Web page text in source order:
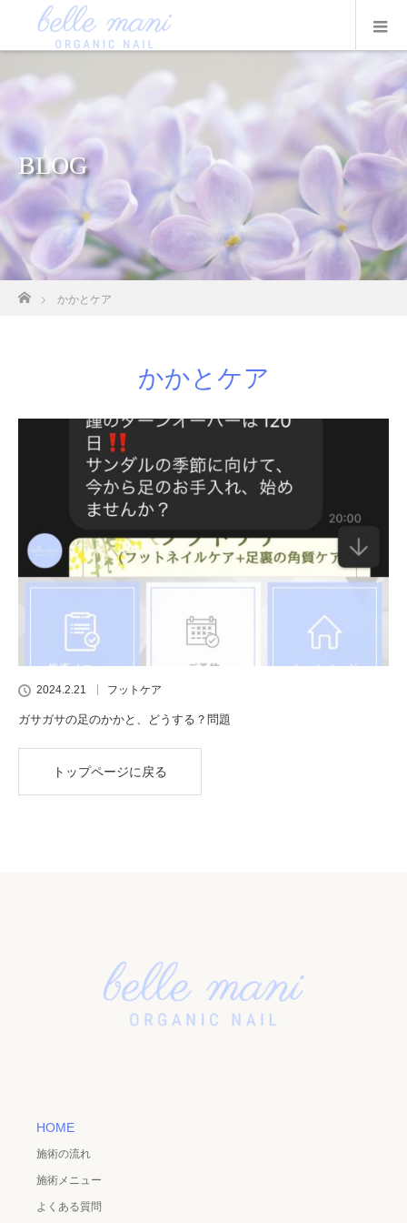
BLOG
かかとケア
かかとケア
2024.2.21 フットケア
ガサガサの足のかかと、どうする？問題
トップページに戻る
HOME
施術の流れ
施術メニュー
よくある質問